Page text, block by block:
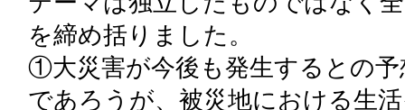
を締め括りました。
①大災害が今後も発生するとの
であろうが、被災地における生